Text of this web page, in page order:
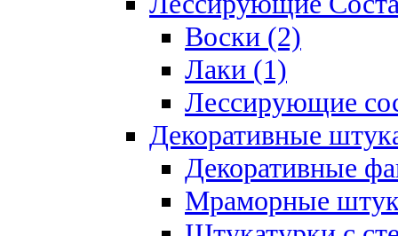
Воски (2)
Лаки (1)
Лессирующие
Декоративные
Декоративные
Мраморные